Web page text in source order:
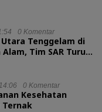
0 Komentar
Tenggelam di
Tim SAR Turun
0 Komentar
Kesehatan
Ternak